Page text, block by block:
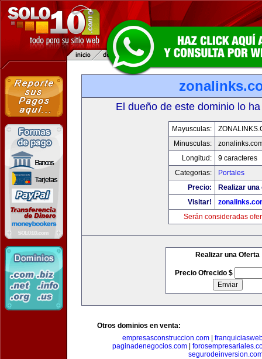
El dueño de este dominio lo
Mayusculas:
Minusculas:
Longitud:
9 caracteres
Categorias:
Portales
Precio:
Realizar
Visitar!
Serán consideradas
Realizar una Oferta
Precio Ofrecido $
Otros dominios en venta:
empresasconstruccion.com
paginadenegocios.com